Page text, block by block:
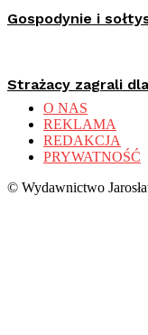
Gospodynie i
Strażacy zagrali
O NAS
REKLAMA
REDAKCJA
PRYWATNOŚĆ
© Wydawnictwo